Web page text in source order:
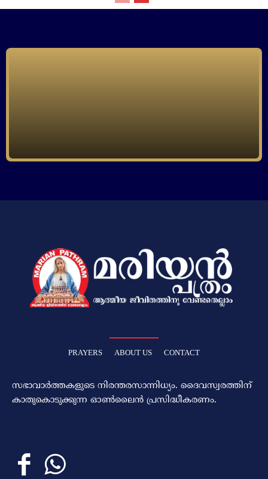
PRAYERS ABOUT US CONTACT
സഭാവാര്‍ത്തകളുടെ നിരന്തരസാന്നിധ്യം. ദൈവസ്വരത്തിന്‌
കാതുകൊടുക്കുന്ന ഓണ്‍ലൈന്‍ പ്രസിദ്ധീകരണം.